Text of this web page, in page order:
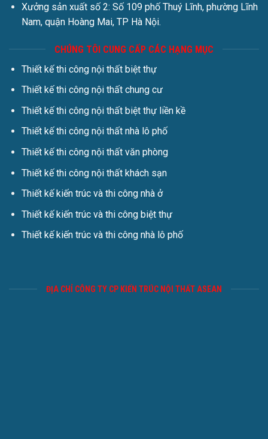
Xưởng sản xuất số 2: Số 109 phố Thuý Lĩnh, phường Lĩnh
Nam, quận Hoàng Mai, TP Hà Nội.
CHÚNG TÔI CUNG CẤP CÁC HẠNG MỤC
Thiết kế thi công nội thất biệt thự
Thiết kế thi công nội thất chung cư
Thiết kế thi công nội thất biệt thự liền kề
Thiết kế thi công nội thất nhà lô phố
Thiết kế thi công nội thất văn phòng
Thiết kế thi công nội thất khách sạn
Thiết kế kiến trúc và thi công nhà ở
Thiết kế kiến trúc và thi công biệt thự
Thiết kế kiến trúc và thi công nhà lô phố
ĐỊA CHỈ CÔNG TY CP KIẾN TRÚC NỘI THẤT ASEAN